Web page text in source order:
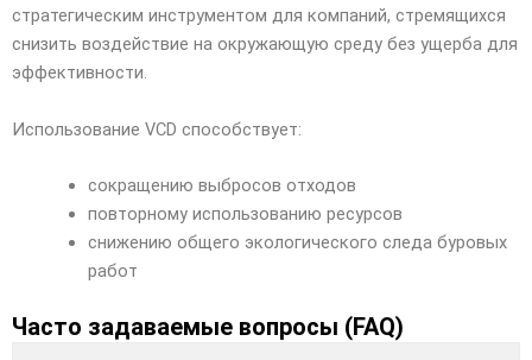
стратегическим инструментом для компаний, стремящихся
снизить воздействие на окружающую среду без ущерба для
эффективности.
Использование VCD способствует:
сокращению выбросов отходов
повторному использованию ресурсов
снижению общего экологического следа буровых
работ
Часто задаваемые вопросы (FAQ)